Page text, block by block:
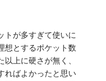
トが多すぎて使いに
想とするポケット数
上に硬さが無く、
ればよかったと思い